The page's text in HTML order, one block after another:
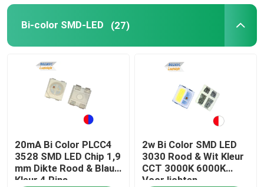
Contacteer ons
Alle Gevallen
Bi-color SMD-LED (27)
20mA Bi Color PLCC4
3528 SMD LED Chip 1,9
mm Dikte Rood & Blauw
Kleur 4 Pins
2w Bi Color SMD LED
3030 Rood & Wit Kleur
CCT 3000K 6000K
Voor lichten